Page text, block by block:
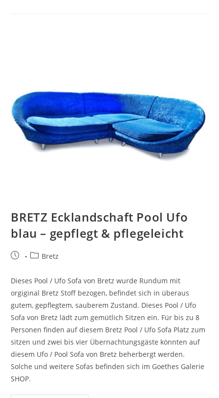
BRETZ Ecklandschaft Pool Ufo
blau – gepflegt & pflegeleicht
Bretz
Dieses Pool / Ufo Sofa von Bretz wurde Rundum mit
orgiginal Bretz Stoff bezogen, befindet sich in überaus
gutem, gepflegtem, sauberem Zustand. Dieses Pool / Ufo
Sofa von Bretz lädt zum gemütlich Sitzen ein. Für bis zu 8
Personen finden auf diesem Bretz Pool / Ufo Sofa Platz zum
sitzen und zwei bis vier Übernachtungsgäste könnten auf
diesem Ufo / Pool Sofa von Bretz beherbergt werden.
Solche und weitere Sofas befinden sich im Goethes Galerie
SHOP.